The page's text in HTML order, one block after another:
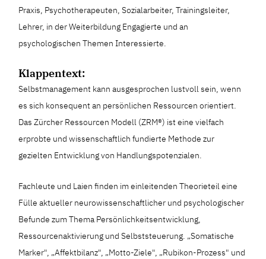
Praxis, Psychotherapeuten, Sozialarbeiter, Trainingsleiter,
Lehrer, in der Weiterbildung Engagierte und an
psychologischen Themen Interessierte.
Klappentext:
Selbstmanagement kann ausgesprochen lustvoll sein, wenn
es sich konsequent an persönlichen Ressourcen orientiert.
Das Zürcher Ressourcen Modell (ZRM®) ist eine vielfach
erprobte und wissenschaftlich fundierte Methode zur
gezielten Entwicklung von Handlungspotenzialen.
Fachleute und Laien finden im einleitenden Theorieteil eine
Fülle aktueller neurowissenschaftlicher und psychologischer
Befunde zum Thema Persönlichkeitsentwicklung,
Ressourcenaktivierung und Selbststeuerung. „Somatische
Marker", „Affektbilanz", „Motto-Ziele", „Rubikon-Prozess" und